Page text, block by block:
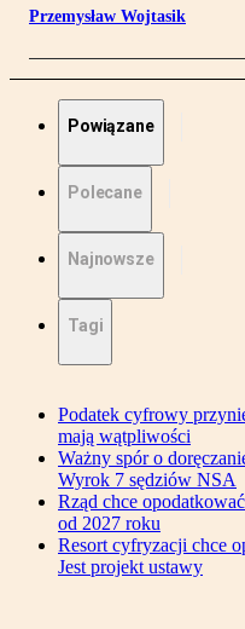
Przemysław Wojtasik
Powiązane
Polecane
Najnowsze
Tagi
Podatek cyfrowy
mają wątpliwości
Ważny spór o
Wyrok 7 sędziów NSA
Rząd chce
od 2027 roku
Resort cyfryzacji chce
Jest projekt ustawy